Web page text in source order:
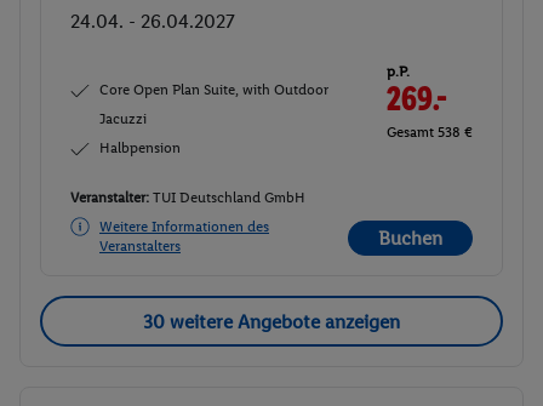
24.04. - 26.04.2027
Core Open Plan Suite, with Outdoor
Jacuzzi
Halbpension
p.P.
269.-
Gesamt 538 €
Veranstalter: TUI Deutschland GmbH
Weitere Informationen des
Veranstalters
Buchen
30 weitere Angebote anzeigen